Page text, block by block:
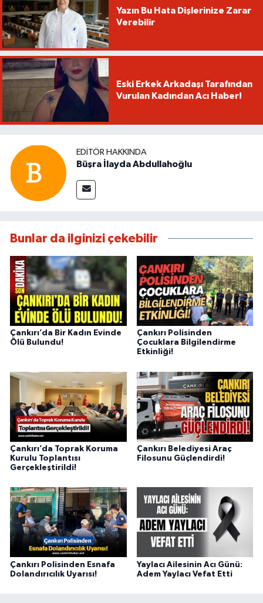
Yazın Bu Hata Dişlerinize Zarar
Verebilir
Eski Erkek Arkadaşı Tarafından
Vurulan Kadından Acı Haber!
EDITÖR HAKKINDA
Büşra İlayda Abdullahoğlu
Bunlar da ilginizi çekebilir
Çankırı’da Bir Kadın Evinde
Ölü Bulundu!
Çankırı Polisinden
Çocuklara Bilgilendirme
Etkinliği!
Çankırı’da Toprak Koruma
Kurulu Toplantısı
Gerçekleştirildi!
Çankırı Belediyesi Araç
Filosunu Güçlendirdi!
Çankırı Polisinden Esnafa
Dolandırıcılık Uyarısı!
Yaylacı Ailesinin Acı Günü:
Adem Yaylacı Vefat Etti